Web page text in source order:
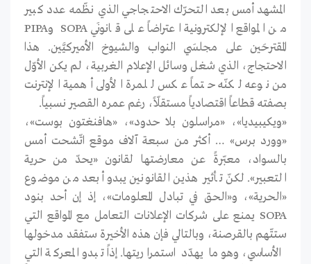
المشهد أمس بعد التحرّك الاحتجاجي الذي نظّمه عدد كبير
من المواقع الإلكترونية اعتراضاً على قانونَي SOPA وPIPA
المقترحَين على مجلسَي النواب والشيوخ الأميركيَّين. هذا
الاحتجاج، الذي شغل وسائل الإعلام الغربية، لم يكن الأوّل
من نوعه لكنّه حتماً عكس للمرة الأولى أهمية الإنترنت
بصفته قطاعاً اقتصادياً مستقلّاً، رغم عمره القصير نسبياً.
«ويكيبيديا»، «مراسلون بلا حدود»، «هافنغتون بوست»،
«وورد برس» … أكثر من سبعة آلاف موقع اتّشحت أمس
بالسواد، معبّرةً عن معارضتها لقانون «يحدّ من حرية
التعبير». لكنّ تأثير هذين القانونين يبدو أبعد من موضوع
«الحرية»، و«الحق في تبادل المعلومات»، إذ إن أحد بنود
SOPA يمنع على شركات الإعلانات التعامل مع المواقع التي
ستتّهم بالقرصنة، وبالتالي فإن هذه الأخيرة ستفقد مدخولها
الأساسي، وهو ما يهدّد استمراريتها. إذاً تبدو المعركة التي